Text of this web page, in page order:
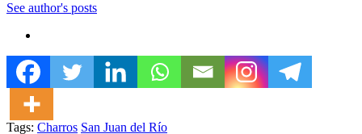
See author's posts
Tags: Charros San Juan del Río